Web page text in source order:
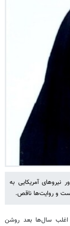
نیروهای آمریکایی به
و روایت‌ها ناقص.
اغلب سال‌ها بعد روشن